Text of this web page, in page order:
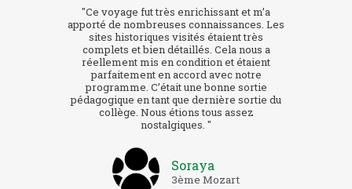
"Ce voyage fut très enrichissant et m’a
apporté de nombreuses connaissances. Les
sites historiques visités étaient très
complets et bien détaillés. Cela nous a
réellement mis en condition et étaient
parfaitement en accord avec notre
programme. C’était une bonne sortie
pédagogique en tant que dernière sortie du
collège. Nous étions tous assez
nostalgiques. "
Soraya
3ème Mozart